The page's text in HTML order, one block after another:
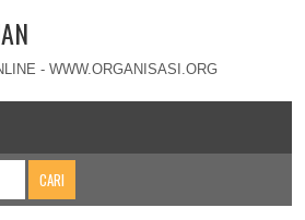
- WWW.ORGANISASI.ORG